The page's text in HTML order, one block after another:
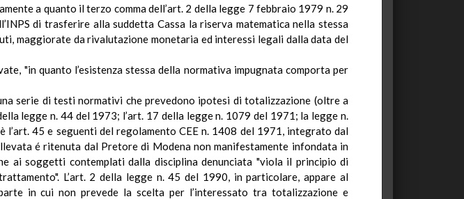
a quanto il terzo comma dell’art. 2 della legge 7 febbraio 1979 n. 29
di trasferire alla suddetta Cassa la riserva matematica nella stessa
maggiorate da rivalutazione monetaria ed interessi legali dalla data del
"in quanto l’esistenza stessa della normativa impugnata comporta per
serie di testi normativi che prevedono ipotesi di totalizzazione (oltre a
legge n. 44 del 1973; l’art. 17 della legge n. 1079 del 1971; la legge n.
l’art. 45 e seguenti del regolamento CEE n. 1408 del 1971, integrato dal
é ritenuta dal Pretore di Modena non manifestamente infondata in
ai soggetti contemplati dalla disciplina denunciata "viola il principio di
L’art. 2 della legge n. 45 del 1990, inparticolare, appare al
in cui non prevede la scelta per l’interessato tra totalizzazione e